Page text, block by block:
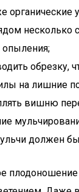
органические
несколько
опыления;
обрезку,
на лишние
вишню
должен